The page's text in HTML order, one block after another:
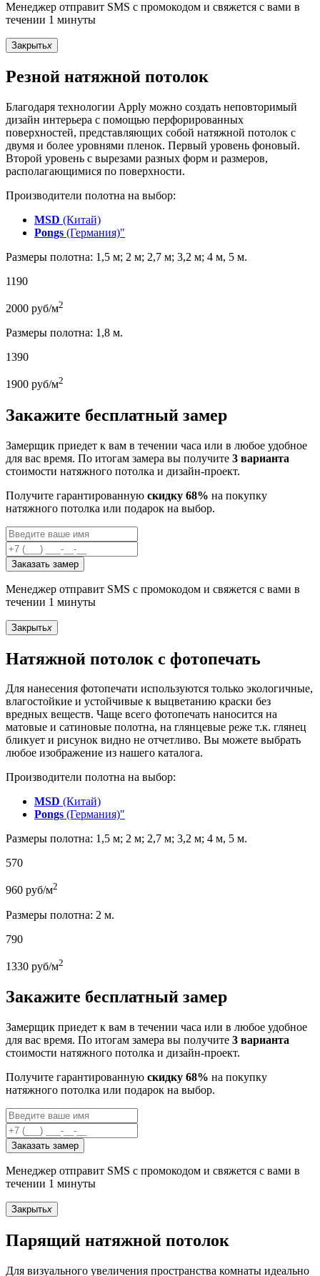
Менеджер отправит SMS с промокодом и свяжется с вами в
течении 1 минуты
Закрытьx
Резной натяжной потолок
Благодаря технологии Apply можно создать неповторимый
дизайн интерьера с помощью перфорированных
поверхностей, представляющих собой натяжной потолок с
двумя и более уровнями пленок. Первый уровень фоновый.
Второй уровень с вырезами разных форм и размеров,
располагающимися по поверхности.
Производители полотна на выбор:
MSD (Китай)
Pongs (Германия)"
Размеры полотна: 1,5 м; 2 м; 2,7 м; 3,2 м; 4 м, 5 м.
1190
2000 руб/м2
Размеры полотна: 1,8 м.
1390
1900 руб/м2
Закажите бесплатный замер
Замерщик приедет к вам в течении часа или в любое удобное
для вас время. По итогам замера вы получите 3 варианта
стоимости натяжного потолка и дизайн-проект.
Получите гарантированную скидку 68% на покупку
натяжного потолка или подарок на выбор.
Заказать замер
Менеджер отправит SMS с промокодом и свяжется с вами в
течении 1 минуты
Закрытьx
Натяжной потолок с фотопечать
Для нанесения фотопечати используются только экологичные,
влагостойкие и устойчивые к выцветанию краски без
вредных веществ. Чаще всего фотопечать наносится на
матовые и сатиновые полотна, на глянцевые реже т.к. глянец
бликует и рисунок видно не отчетливо. Вы можете выбрать
любое изображение из нашего каталога.
Производители полотна на выбор:
MSD (Китай)
Pongs (Германия)"
Размеры полотна: 1,5 м; 2 м; 2,7 м; 3,2 м; 4 м, 5 м.
570
960 руб/м2
Размеры полотна: 2 м.
790
1330 руб/м2
Закажите бесплатный замер
Замерщик приедет к вам в течении часа или в любое удобное
для вас время. По итогам замера вы получите 3 варианта
стоимости натяжного потолка и дизайн-проект.
Получите гарантированную скидку 68% на покупку
натяжного потолка или подарок на выбор.
Заказать замер
Менеджер отправит SMS с промокодом и свяжется с вами в
течении 1 минуты
Закрытьx
Парящий натяжной потолок
Для визуального увеличения пространства комнаты идеально